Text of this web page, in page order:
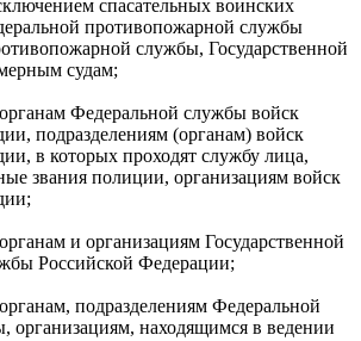
спасательных воинских
противопожарной службы
службы, Государственной
судам;
Федеральной службы войск
подразделениям (органам) войск
в которых проходят службу лица,
звания полиции, организациям войск
и организациям Государственной
Российской Федерации;
подразделениям Федеральной
организациям, находящимся в ведении